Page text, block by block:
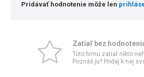
Pridávať hodnotenie môže len
Zatiaľ bez
Túto firmu zatiaľ nikto
Poznáš ju? Pridaj k nej